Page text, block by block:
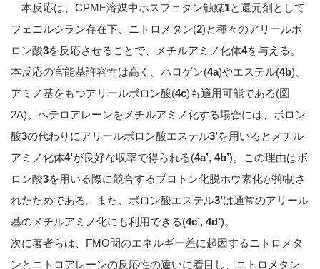
本反応は、CPME溶媒中ホスフェタン触媒1と還元剤として
フェニルシラン存在下、ニトロメタン(2)と種々のアリールボ
ロン酸3を反応させることで、メチルアミノ化体4を与える。
本反応の官能基許容性は高く、ハロゲン(4a)やエステル(4b)、
アミノ基をもつアリールボロン酸(4c)も適用可能である(図
2A)。ヘテロアレーンをメチルアミノ化する場合には、ボロン
酸3の代わりにアリールボロン酸エステル3’を用いるとメチル
アミノ化体4’が良好な収率で得られる(4a’, 4b’)。この理由はボ
ロン酸3を用いる際に競合するプロトン化脱ホウ素化が抑制さ
れたためである。また、ボロン酸エステル3’は通常のアリール
基のメチルアミノ化にも利用できる(4c’, 4d’)。
次に著者らは、FMO間のエネルギー差に起因するニトロメタ
ンとニトロアレーンの反応性の違いに着目し、ニトロメタン